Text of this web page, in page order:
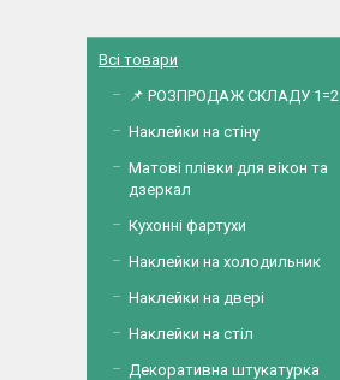
Всі товари
📌 РОЗПРОДАЖ СКЛАДУ 1=2
Наклейки на стіну
Матові плівки для вікон та
дзеркал
Кухонні фартухи
Наклейки на холодильник
Наклейки на двері
Наклейки на стіл
Декоративна штукатурка